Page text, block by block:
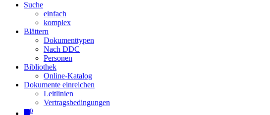
Suche
einfach
komplex
Blättern
Dokumenttypen
Nach DDC
Personen
Bibliothek
Online-Katalog
Dokumente einreichen
Leitlinien
Vertragsbedingungen
0